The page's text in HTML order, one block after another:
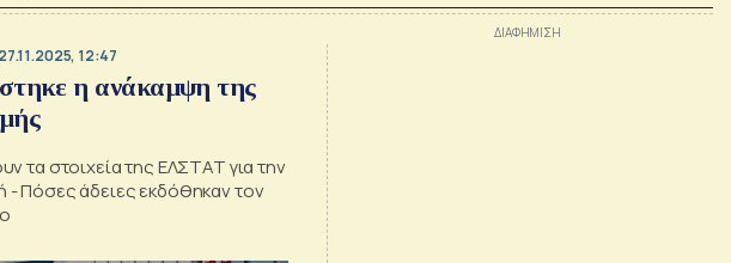
27.11.2025, 12:47
η ανάκαμψη της
τα στοιχεία της ΕΛΣΤΑΤ για την
- Πόσες άδειες εκδόθηκαν τον